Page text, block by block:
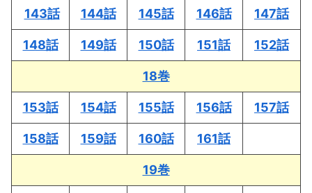
143話 144話 145話 146話 147話
148話 149話 150話 151話 152話
18巻
153話 154話 155話 156話 157話
158話 159話 160話 161話
19巻